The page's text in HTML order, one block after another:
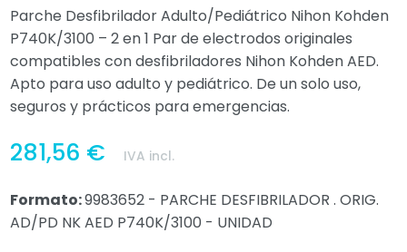
Parche Desfibrilador Adulto/Pediátrico Nihon Kohden
P740K/3100 – 2 en 1 Par de electrodos originales
compatibles con desfibriladores Nihon Kohden AED.
Apto para uso adulto y pediátrico. De un solo uso,
seguros y prácticos para emergencias.
281,56 € IVA incl.
Formato:9983652 - PARCHE DESFIBRILADOR . ORIG.
AD/PD NK AED P740K/3100 - UNIDAD